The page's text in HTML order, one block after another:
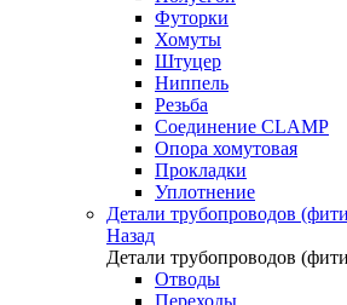
Футорки
Хомуты
Штуцер
Ниппель
Резьба
Соединение CLAMP
Опора хомутовая
Прокладки
Уплотнение
Детали трубопроводов
Назад
Детали трубопроводов
Отводы
Переходы